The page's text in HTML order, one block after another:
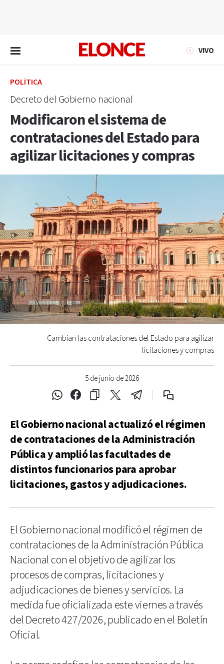
VIVO
POLÍTICA
Decreto del Gobierno nacional
Modificaron el sistema de
contrataciones del Estado para
agilizar licitaciones y compras
5 de junio de 2026
Cambian las contrataciones del Estado para agilizar
licitaciones y compras
El Gobierno nacional actualizó el régimen
de contrataciones de la Administración
Pública y amplió las facultades de
distintos funcionarios para aprobar
licitaciones, gastos y adjudicaciones.
El Gobierno nacional modificó el régimen de
contrataciones de la Administración Pública
Nacional con el objetivo de agilizar los
procesos de compras, licitaciones y
adjudicaciones de bienes y servicios. La
medida fue oficializada este viernes a través
del Decreto 427/2026, publicado en el Boletín
Oficial.